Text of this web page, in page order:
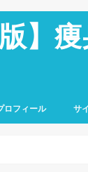
】
ロフィール サ